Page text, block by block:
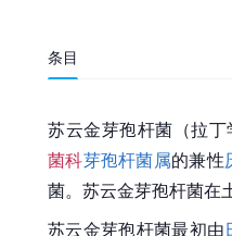
条目
苏云金芽孢杆菌（拉丁
菌科芽孢杆菌属的兼性
菌。苏云金芽孢杆菌在
苏云金芽孢杆菌最初由